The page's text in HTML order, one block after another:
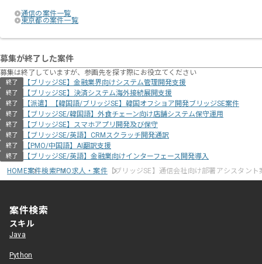
通信の案件一覧
東京都の案件一覧
募集が終了した案件
募集は終了していますが、参画先を探す際にお役立てください
終了 【ブリッジSE】金融業界向けシステム管理開発支援
終了 【ブリッジSE】決済システム海外接続展開支援
終了 【派遣】【韓国語/ブリッジSE】韓国オフショア開発ブリッジSE案件
終了 【ブリッジSE/韓国語】外食チェーン向け店舗システム保守運用
終了 【ブリッジSE】スマホアプリ開発及び保守
終了 【ブリッジSE/英語】CRMスクラッチ開発通訳
終了 【PMO/中国語】AI翻訳支援
終了
【ブリッジSE/英語】金融業向けインターフェース開発導入
HOME案件検索PMO求人・案件【ブリッジSE】通信会社向け部署アシスタント
案件検索
スキル
Java
Python